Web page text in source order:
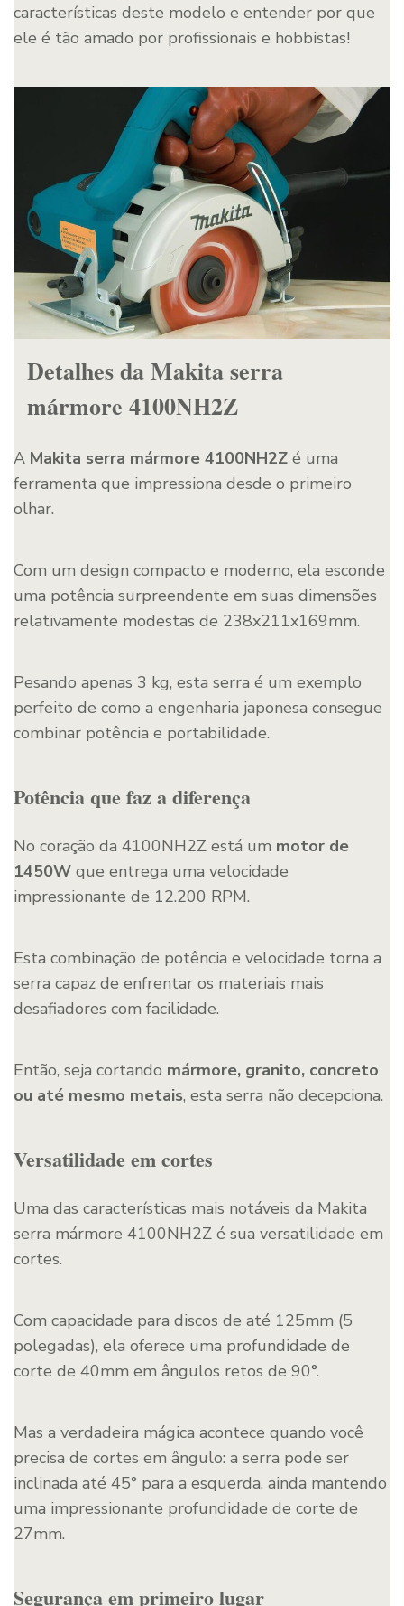
características deste modelo e entender por que
ele é tão amado por profissionais e hobbistas!
Detalhes da Makita serra
mármore 4100NH2Z
A Makita serra mármore 4100NH2Z é uma
ferramenta que impressiona desde o primeiro
olhar.
Com um design compacto e moderno, ela esconde
uma potência surpreendente em suas dimensões
relativamente modestas de 238x211x169mm.
Pesando apenas 3 kg, esta serra é um exemplo
perfeito de como a engenharia japonesa consegue
combinar potência e portabilidade.
Potência que faz a diferença
No coração da 4100NH2Z está um motor de
1450W que entrega uma velocidade
impressionante de 12.200 RPM.
Esta combinação de potência e velocidade torna a
serra capaz de enfrentar os materiais mais
desafiadores com facilidade.
Então, seja cortando mármore, granito, concreto
ou até mesmo metais, esta serra não decepciona.
Versatilidade em cortes
Uma das características mais notáveis da Makita
serra mármore 4100NH2Z é sua versatilidade em
cortes.
Com capacidade para discos de até 125mm (5
polegadas), ela oferece uma profundidade de
corte de 40mm em ângulos retos de 90°.
Mas a verdadeira mágica acontece quando você
precisa de cortes em ângulo: a serra pode ser
inclinada até 45° para a esquerda, ainda mantendo
uma impressionante profundidade de corte de
27mm.
Segurança em primeiro lugar